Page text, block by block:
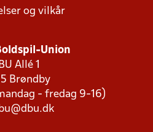
og vilkår
Union
Allé 1
Brøndby
- fredag 9-16)